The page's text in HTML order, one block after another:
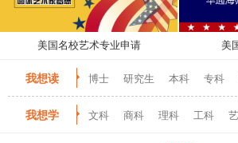
美国名校艺术专业申请 美
我想读 博士 研究生 本科 专科
我想学 文科 商科 理科 工科